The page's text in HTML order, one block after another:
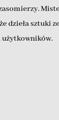
dzieła sztuki
użytkowników.